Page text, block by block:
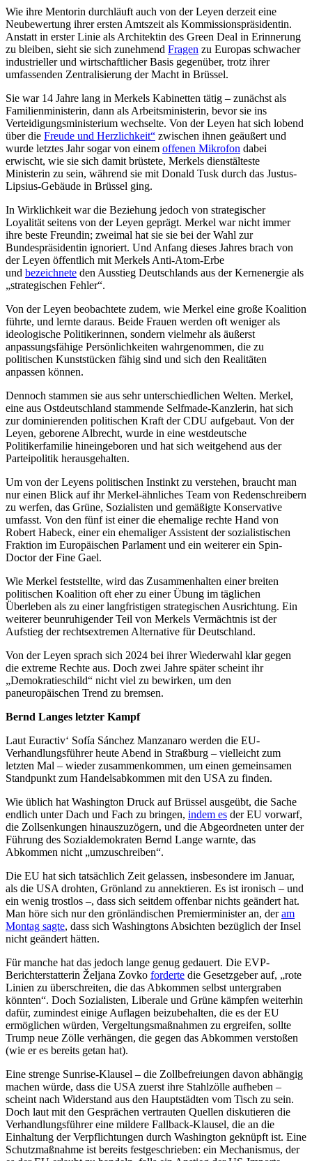
Wie ihre Mentorin durchläuft auch von der Leyen derzeit eine
Neubewertung ihrer ersten Amtszeit als Kommissionspräsidentin.
Anstatt in erster Linie als Architektin des Green Deal in Erinnerung
zu bleiben, sieht sie sich zunehmend Fragen zu Europas schwacher
industrieller und wirtschaftlicher Basis gegenüber, trotz ihrer
umfassenden Zentralisierung der Macht in Brüssel.
Sie war 14 Jahre lang in Merkels Kabinetten tätig – zunächst als
Familienministerin, dann als Arbeitsministerin, bevor sie ins
Verteidigungsministerium wechselte. Von der Leyen hat sich lobend
über die Freude und Herzlichkeit“ zwischen ihnen geäußert und
wurde letztes Jahr sogar von einem offenen Mikrofon dabei
erwischt, wie sie sich damit brüstete, Merkels dienstälteste
Ministerin zu sein, während sie mit Donald Tusk durch das Justus-
Lipsius-Gebäude in Brüssel ging.
In Wirklichkeit war die Beziehung jedoch von strategischer
Loyalität seitens von der Leyen geprägt. Merkel war nicht immer
ihre beste Freundin; zweimal hat sie sie bei der Wahl zur
Bundespräsidentin ignoriert. Und Anfang dieses Jahres brach von
der Leyen öffentlich mit Merkels Anti-Atom-Erbe
und bezeichnete den Ausstieg Deutschlands aus der Kernenergie als
„strategischen Fehler“.
Von der Leyen beobachtete zudem, wie Merkel eine große Koalition
führte, und lernte daraus. Beide Frauen werden oft weniger als
ideologische Politikerinnen, sondern vielmehr als äußerst
anpassungsfähige Persönlichkeiten wahrgenommen, die zu
politischen Kunststücken fähig sind und sich den Realitäten
anpassen können.
Dennoch stammen sie aus sehr unterschiedlichen Welten. Merkel,
eine aus Ostdeutschland stammende Selfmade-Kanzlerin, hat sich
zur dominierenden politischen Kraft der CDU aufgebaut. Von der
Leyen, geborene Albrecht, wurde in eine westdeutsche
Politikerfamilie hineingeboren und hat sich weitgehend aus der
Parteipolitik herausgehalten.
Um von der Leyens politischen Instinkt zu verstehen, braucht man
nur einen Blick auf ihr Merkel-ähnliches Team von Redenschreibern
zu werfen, das Grüne, Sozialisten und gemäßigte Konservative
umfasst. Von den fünf ist einer die ehemalige rechte Hand von
Robert Habeck, einer ein ehemaliger Assistent der sozialistischen
Fraktion im Europäischen Parlament und ein weiterer ein Spin-
Doctor der Fine Gael.
Wie Merkel feststellte, wird das Zusammenhalten einer breiten
politischen Koalition oft eher zu einer Übung im täglichen
Überleben als zu einer langfristigen strategischen Ausrichtung. Ein
weiterer beunruhigender Teil von Merkels Vermächtnis ist der
Aufstieg der rechtsextremen Alternative für Deutschland.
Von der Leyen sprach sich 2024 bei ihrer Wiederwahl klar gegen
die extreme Rechte aus. Doch zwei Jahre später scheint ihr
„Demokratieschild“ nicht viel zu bewirken, um den
paneuropäischen Trend zu bremsen.
Bernd Langes letzter Kampf
Laut Euractiv‘ Sofía Sánchez Manzanaro werden die EU-
Verhandlungsführer heute Abend in Straßburg – vielleicht zum
letzten Mal – wieder zusammenkommen, um einen gemeinsamen
Standpunkt zum Handelsabkommen mit den USA zu finden.
Wie üblich hat Washington Druck auf Brüssel ausgeübt, die Sache
endlich unter Dach und Fach zu bringen, indem es der EU vorwarf,
die Zollsenkungen hinauszuzögern, und die Abgeordneten unter der
Führung des Sozialdemokraten Bernd Lange warnte, das
Abkommen nicht „umzuschreiben“.
Die EU hat sich tatsächlich Zeit gelassen, insbesondere im Januar,
als die USA drohten, Grönland zu annektieren. Es ist ironisch – und
ein wenig trostlos –, dass sich seitdem offenbar nichts geändert hat.
Man höre sich nur den grönländischen Premierminister an, deram
Montag sagte, dass sich Washingtons Absichten bezüglich der Insel
nicht geändert hätten.
Für manche hat das jedoch lange genug gedauert. Die EVP-
Berichterstatterin Željana Zovko forderte die Gesetzgeber auf, „rote
Linien zu überschreiten, die das Abkommen selbst untergraben
könnten“. Doch Sozialisten, Liberale und Grüne kämpfen weiterhin
dafür, zumindest einige Auflagen beizubehalten, die es der EU
ermöglichen würden, Vergeltungsmaßnahmen zu ergreifen, sollte
Trump neue Zölle verhängen, die gegen das Abkommen verstoßen
(wie er es bereits getan hat).
Eine strenge Sunrise-Klausel – die Zollbefreiungen davon abhängig
machen würde, dass die USA zuerst ihre Stahlzölle aufheben –
scheint nach Widerstand aus den Hauptstädten vom Tisch zu sein.
Doch laut mit den Gesprächen vertrauten Quellen diskutieren die
Verhandlungsführer eine mildere Fallback-Klausel, die an die
Einhaltung der Verpflichtungen durch Washington geknüpft ist. Eine
Schutzmaßnahme ist bereits festgeschrieben: ein Mechanismus, der